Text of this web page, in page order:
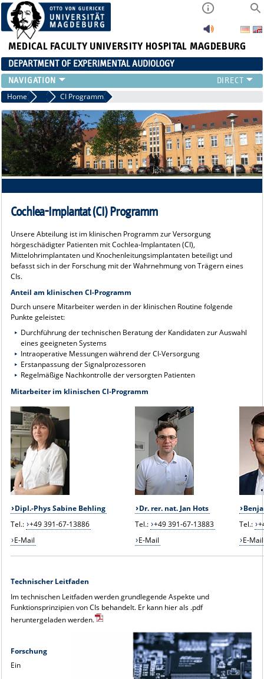
MEDICAL FACULTY UNIVERSITY HOSPITAL MAGDEBURG
DEPARTMENT OF EXPERIMENTAL AUDIOLOGY
STAFF
PUBLICATIONS
TEACHING
RESEARCH
AUDIOLOGY
NEWS
Home AudiologyCI Programm
Cochlea-Implantat (CI) Programm
Unsere Abteilung ist im klinischen Programm zur Versorgung
hörgeschädigter Patienten mit Cochlea-Implantaten (CI),
Mittelohrimplantaten und Knochenleitungsimplantaten beteiligt und
befasst sich in der Forschung mit der Wahrnehmung von Trägern eines
CIs.
Anteil am klinischen CI-Programm
Durch unsere Mitarbeiter werden in der klinischen Routine folgende
Punkte geleistet:
Durchführung der technischen Beratung der Kandidaten zur Auswahl
eines geeigneten Systems
Intraoperative Messungen während der CI-Versorgung
Erstanpassung der Signalprozessoren
Regelmäßige Nachkontrolle der versorgten Patienten
Mitarbeiter im klinischen CI-Programm
Dipl.-Phys Sabine Behling
Tel.: +49 391-67-13886
E-Mail
Dr. rer. nat. Jan Hots
Tel.: +49 391-67-13883
E-Mail
Tel.:
E-Mail
Technischer Leitfaden
Im technischen Leitfaden werden grundlegende Aspekte und
Funktionsprinzipien von CIs behandelt. Er kann hier als .pdf
heruntergeladen werden.
Forschung
Ein